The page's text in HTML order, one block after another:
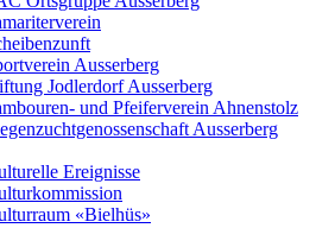
Ausserberg
Jodlerdorf Ausserberg
und Pfeiferverein Ahnenstolz
Ausserberg
Ereignisse
«Bielhüs»